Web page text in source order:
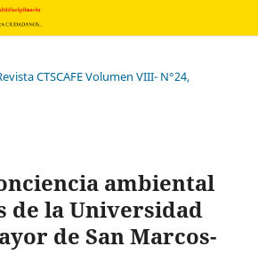
CTSCAFE Volumen VIII- N°24,
ambiental
de la Universidad
de San Marcos-